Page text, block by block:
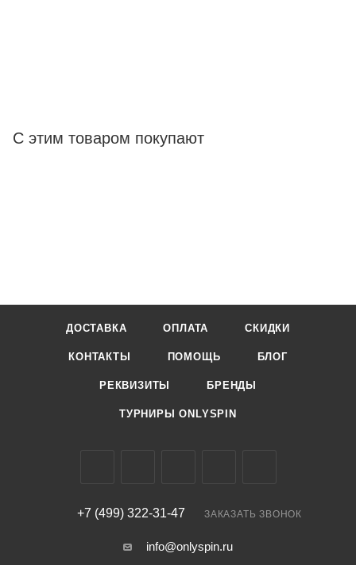
С этим товаром покупают
ДОСТАВКА ОПЛАТА СКИДКИ
КОНТАКТЫ ПОМОЩЬ БЛОГ
РЕКВИЗИТЫ БРЕНДЫ
ТУРНИРЫ ONLYSPIN
+7 (499) 322-31-47 ЗАКАЗАТЬ ЗВОНОК
info@onlyspin.ru